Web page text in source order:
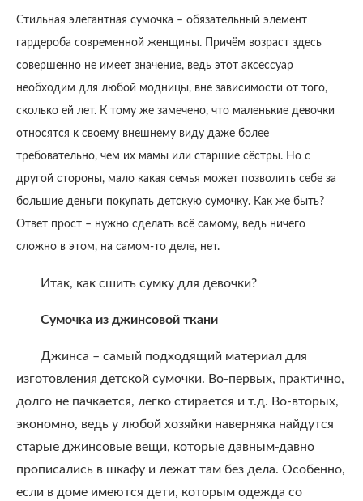
Стильная элегантная сумочка – обязательный элемент
гардероба современной женщины. Причём возраст здесь
совершенно не имеет значение, ведь этот аксессуар
необходим для любой модницы, вне зависимости от того,
сколько ей лет. К тому же замечено, что маленькие девочки
относятся к своему внешнему виду даже более
требовательно, чем их мамы или старшие сёстры. Но с
другой стороны, мало какая семья может позволить себе за
большие деньги покупать детскую сумочку. Как же быть?
Ответ прост – нужно сделать всё самому, ведь ничего
сложно в этом, на самом-то деле, нет.
Итак, как сшить сумку для девочки?
Сумочка из джинсовой ткани
Джинса – самый подходящий материал для
изготовления детской сумочки. Во-первых, практично,
долго не пачкается, легко стирается и т.д. Во-вторых,
экономно, ведь у любой хозяйки наверняка найдутся
старые джинсовые вещи, которые давным-давно
прописались в шкафу и лежат там без дела. Особенно,
если в доме имеются дети, которым одежда со